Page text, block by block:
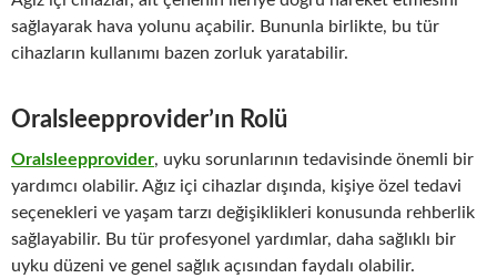
sağlayarak hava yolunu açabilir. Bununla birlikte, bu tür
cihazların kullanımı bazen zorluk yaratabilir.
Oralsleepprovider’ın Rolü
Oralsleepprovider, uyku sorunlarının tedavisinde önemli bir
yardımcı olabilir. Ağız içi cihazlar dışında, kişiye özel tedavi
seçenekleri ve yaşam tarzı değişiklikleri konusunda rehberlik
sağlayabilir. Bu tür profesyonel yardımlar, daha sağlıklı bir
uyku düzeni ve genel sağlık açısından faydalı olabilir.